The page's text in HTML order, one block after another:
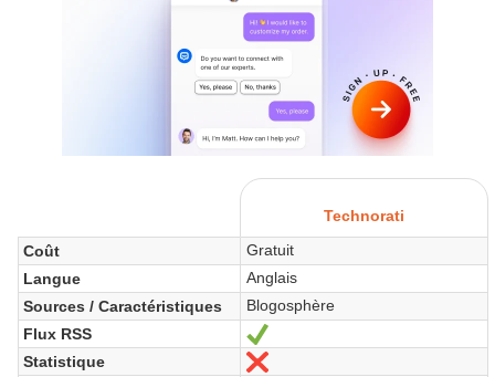
Technorati
Coût
Gratuit
Langue
Anglais
Sources / Caractéristiques
Blogosphère
Flux RSS
Sí
Statistique
No